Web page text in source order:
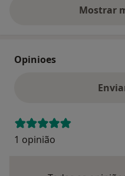
Mostrar
Opinioes
1 opinião